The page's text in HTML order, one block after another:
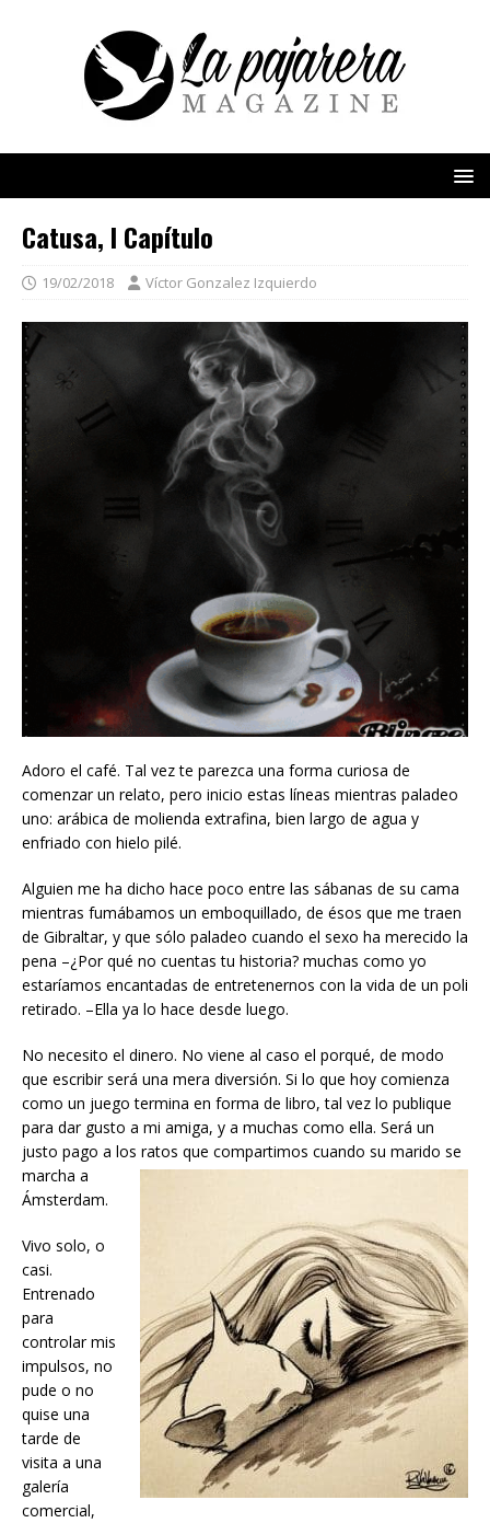
Catusa, I Capítulo
19/02/2018 Víctor Gonzalez Izquierdo
Adoro el café. Tal vez te parezca una forma curiosa de
comenzar un relato, pero inicio estas líneas mientras paladeo
uno: arábica de molienda extrafina, bien largo de agua y
enfriado con hielo pilé.
Alguien me ha dicho hace poco entre las sábanas de su cama
mientras fumábamos un emboquillado, de ésos que me traen
de Gibraltar, y que sólo paladeo cuando el sexo ha merecido la
pena –¿Por qué no cuentas tu historia? muchas como yo
estaríamos encantadas de entretenernos con la vida de un poli
retirado. –Ella ya lo hace desde luego.
No necesito el dinero. No viene al caso el porqué, de modo
que escribir será una mera diversión. Si lo que hoy comienza
como un juego termina en forma de libro, tal vez lo publique
para dar gusto a mi amiga, y a muchas como ella. Será un
justo pago a los ratos que compartimos cuando su marido se
marcha a
Ámsterdam.
Vivo solo, o
casi.
Entrenado
para
controlar mis
impulsos, no
pude o no
quise una
tarde de
visita a una
galería
comercial,